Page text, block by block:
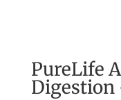
PureLife